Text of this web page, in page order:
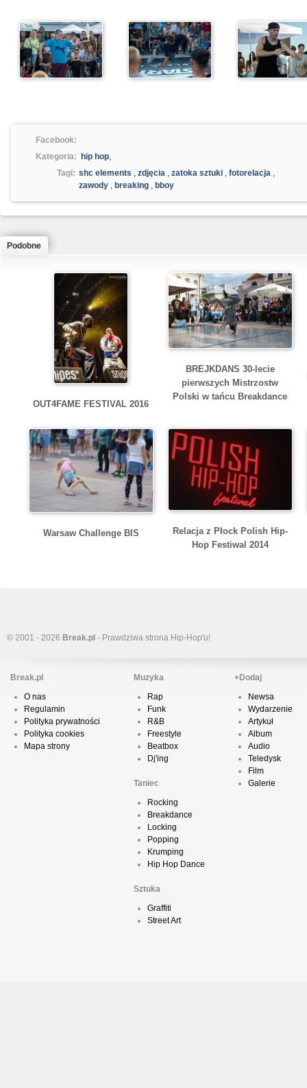
Facebook:
Kategoria:
hip hop,
Tagi: shc elements , zdjęcia , zatoka sztuki , fotorelacja ,
zawody , breaking , bboy
Podobne
OUT4FAME FESTIVAL 2016
BREJKDANS 30-lecie
pierwszych Mistrzostw
Polski w tańcu Breakdance
Warsaw Challenge BIS
Relacja z Płock Polish Hip-
Hop Festiwal 2014
© 2001 - 2026 Break.pl - Prawdziwa strona Hip-Hop'u!
Break.pl
O nas
Regulamin
Polityka prywatności
Polityka cookies
Mapa strony
Muzyka
Rap
Funk
R&B
Freestyle
Beatbox
Dj'ing
Taniec
Rocking
Breakdance
Locking
Popping
Krumping
Hip Hop Dance
Sztuka
Graffiti
Street Art
+Dodaj
Newsa
Wydarzenie
Artykuł
Album
Audio
Teledysk
Film
Galerie